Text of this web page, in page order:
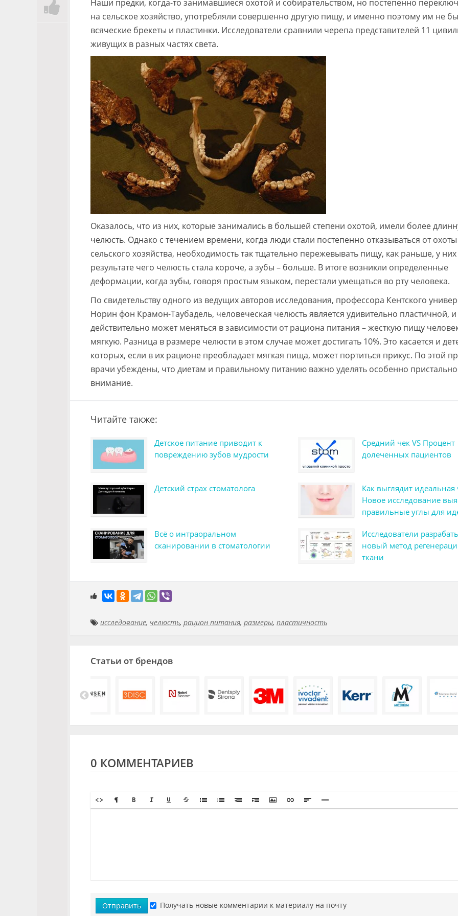
Наши предки, когда-то занимавшиеся охотой и собирательством, но постепенно
на сельское хозяйство, употребляли совершенно другую пищу, и именно поэтому им не
всяческие брекеты и пластинки. Исследователи сравнили черепа представителей 11
живущих в разных частях света.
Оказалось, что из них, которые занимались в большей степени охотой, имели более
челюсть. Однако с течением времени, когда люди стали постепенно отказываться от
сельского хозяйства, необходимость так тщательно пережевывать пищу, как раньше, у
результате чего челюсть стала короче, а зубы – больше. В итоге возникли определенные
деформации, когда зубы, говоря простым языком, перестали умещаться во рту человека.
По свидетельству одного из ведущих авторов исследования, профессора Кентского
Норин фон Крамон-Таубадель, человеческая челюсть является удивительно пластичной,
действительно может меняться в зависимости от рациона питания – жесткую пищу
мягкую. Разница в размере челюсти в этом случае может достигать 10%. Это касается и
которых, если в их рационе преобладает мягкая пища, может портиться прикус. По этой
врачи убеждены, что диетам и правильному питанию важно уделять особенно
внимание.
Читайте также:
Детское питание приводит к
повреждению зубов мудрости
Средний чек VS Процент
долеченных пациентов
Детский страх стоматолога
Как выглядит идеальная
Новое исследование
правильные углы для
Всё о интраоральном
сканировании в стоматологии
Исследователи
новый метод
ткани
исследование, челюсть, рацион питания, размеры, пластичность
Статьи от брендов
0 КОММЕНТАРИЕВ
Отправить Получать новые комментарии к материалу на почту